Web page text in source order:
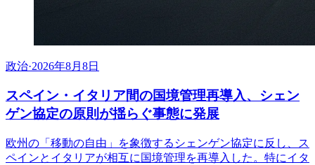
政治·2026年8月8日
スペイン・イタリア間の国境管理再導入、シェン
ゲン協定の原則が揺らぐ事態に発展
欧州の「移動の自由」を象徴するシェンゲン協定に反し、ス
ペインとイタリアが相互に国境管理を再導入した。特にイタ